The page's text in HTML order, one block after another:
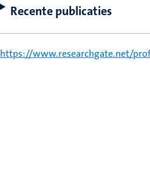
Recente publicaties
https://www.researchgate.net/